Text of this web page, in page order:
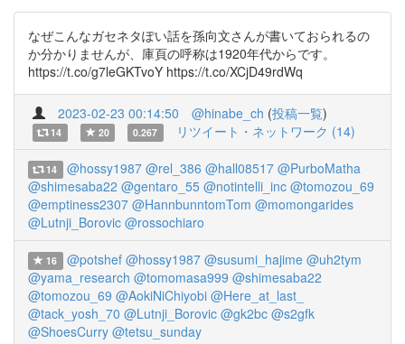
なぜこんなガセネタぽい話を孫向文さんが書いておられるの
か分かりませんが、庫頁の呼称は1920年代からです。
https://t.co/g7leGKTvoY https://t.co/XCjD49rdWq
2023-02-23 00:14:50 @hinabe_ch (投稿一覧)
14 20 0.267 リツイート・ネットワーク (14)
14 @hossy1987 @rel_386 @hall08517 @PurboMatha
@shimesaba22 @gentaro_55 @notintelli_inc @tomozou_69
@emptiness2307 @HannbunntomTom @momongarides
@Lutnji_Borovic @rossochiaro
16 @potshef @hossy1987 @susumi_hajime @uh2tym
@yama_research @tomomasa999 @shimesaba22
@tomozou_69 @AokiNiChiyobi @Here_at_last_
@tack_yosh_70 @Lutnji_Borovic @gk2bc @s2gfk
@ShoesCurry @tetsu_sunday